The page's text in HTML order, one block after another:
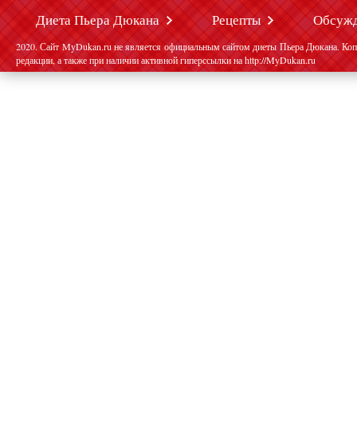
Диета Пьера Дюкана Рецепты
2020. Сайт MyDukan.ru не является официальным сайтом диеты Пьера Дюкана.
редакции, а также при наличии активной гиперссылки на http://MyDukan.ru